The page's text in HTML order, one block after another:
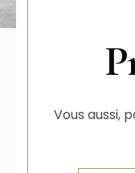
Vous aussi,